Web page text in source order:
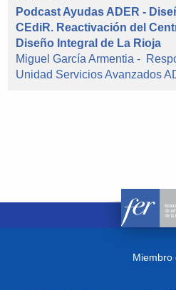
Podcast Ayudas ADER -
CEdiR. Reactivación del
Diseño Integral de La Rioja
Miguel García Armentia -
Unidad Servicios Avanzados
Miembro